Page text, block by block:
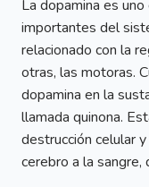
La dopamina es
importantes del
relacionado con la
otras, las motoras.
dopamina en la
llamada quinona.
destrucción celular
cerebro a la